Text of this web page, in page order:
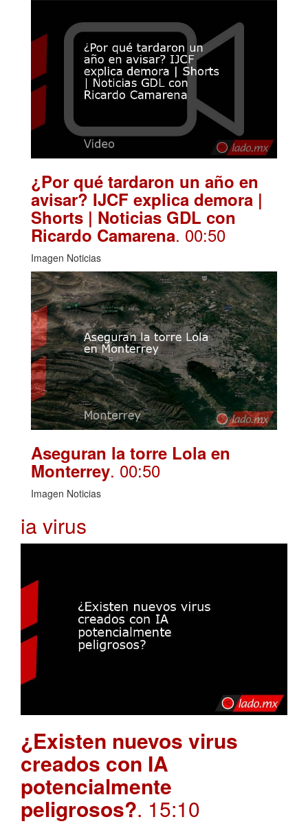
¿Por qué tardaron un año en
avisar? IJCF explica demora |
Shorts | Noticias GDL con
Ricardo Camarena. 00:50
Imagen Noticias
Aseguran la torre Lola en
Monterrey. 00:50
Imagen Noticias
ia virus
¿Existen nuevos virus
creados con IA
potencialmente
peligrosos?. 15:10